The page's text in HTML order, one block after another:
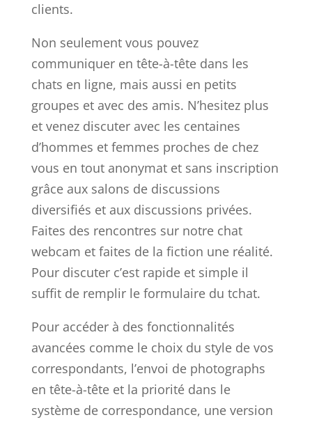
clients.
Non seulement vous pouvez
communiquer en tête-à-tête dans les
chats en ligne, mais aussi en petits
groupes et avec des amis. N’hesitez plus
et venez discuter avec les centaines
d’hommes et femmes proches de chez
vous en tout anonymat et sans inscription
grâce aux salons de discussions
diversifiés et aux discussions privées.
Faites des rencontres sur notre chat
webcam et faites de la fiction une réalité.
Pour discuter c’est rapide et simple il
suffit de remplir le formulaire du tchat.
Pour accéder à des fonctionnalités
avancées comme le choix du style de vos
correspondants, l’envoi de photographs
en tête-à-tête et la priorité dans le
système de correspondance, une version